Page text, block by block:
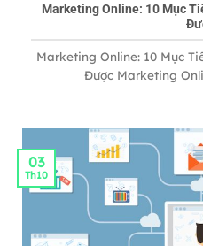
Marketing Online: 10 Mục
Marketing Online: 10 Mục
Được Marketing
03
Th10